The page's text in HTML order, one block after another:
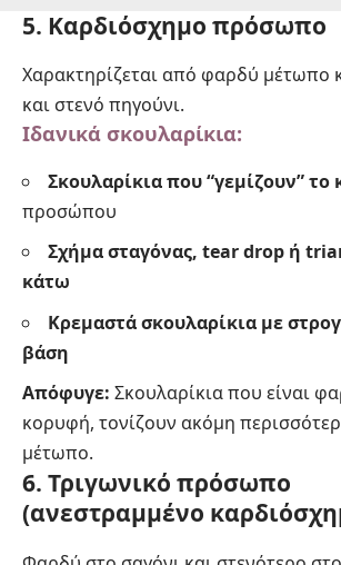
5. Καρδιόσχημο πρόσωπο
Χαρακτηρίζεται από φαρδύ μέτωπο
και στενό πηγούνι.
Ιδανικά σκουλαρίκια:
Σκουλαρίκια που “γεμίζουν”
προσώπου
Σχήμα σταγόνας, tear drop ή
κάτω
Κρεμαστά σκουλαρίκια με
βάση
Απόφυγε: Σκουλαρίκια που είναι
κορυφή, τονίζουν ακόμη
μέτωπο.
6. Τριγωνικό πρόσωπο
(ανεστραμμένο